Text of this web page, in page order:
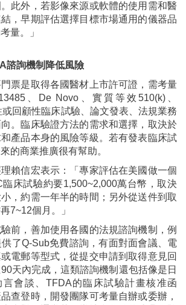
此外，若影像來源或軟體的使用需和醫
，早期評估選擇目標市場通用的儀器品
量。」
諮詢機制降低風險
票是取得各國醫材上市許可證，需考量
、De Novo、實質等效510(k)、
或回顧性臨床試驗、論文發表、法規業務
。臨床驗證方法的需求和選擇，取決於
產品本身的風險等級。若有發表臨床試
的商業推廣很有幫助。
賴信宏表示：「專家評估在美國做一個
臨床試驗約要1,500~2,000萬台幣，取決
，約需一年半的時間；另外從送件到取
7~12個月。」
前，善加使用各國的法規諮詢機制，例
了Q-Sub免費諮詢，有面對面會議、電
電郵等型式，從提交申請到取得意見回
天內完成，這類諮詢機制還包括像是日
言會談、TFDA的臨床試驗計畫核准函
查登時，開發團隊可考量自辦或委辦，